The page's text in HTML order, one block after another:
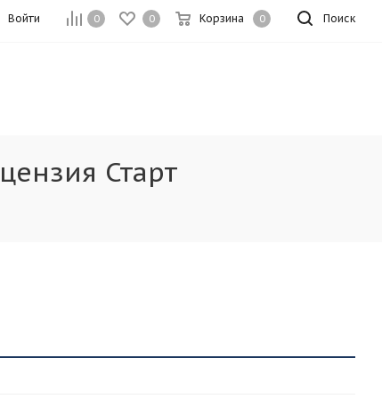
Поиск
0 0 Корзина 0
Войти
Старт